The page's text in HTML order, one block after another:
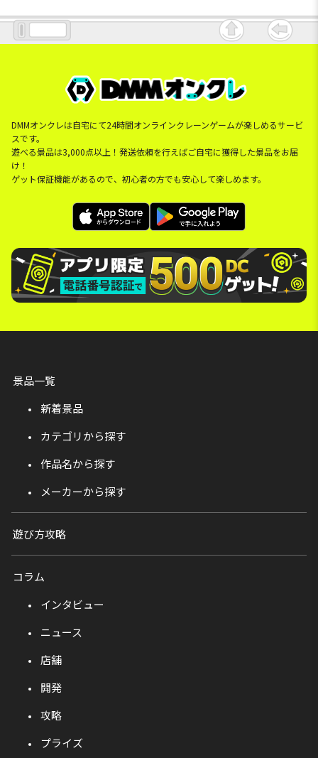
DMMオンクレは自宅にて24時間オンラインクレーンゲームが楽しめるサービ
スです。
遊べる景品は3,000点以上！発送依頼を行えばご自宅に獲得した景品をお届
け！
ゲット保証機能があるので、初心者の方でも安心して楽しめます。
景品一覧
新着景品
カテゴリから探す
作品名から探す
メーカーから探す
遊び方攻略
コラム
インタビュー
ニュース
店舗
開発
攻略
プライズ